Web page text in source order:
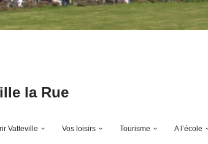
la Rue
Vatteville Vos loisirs Tourisme A l’école